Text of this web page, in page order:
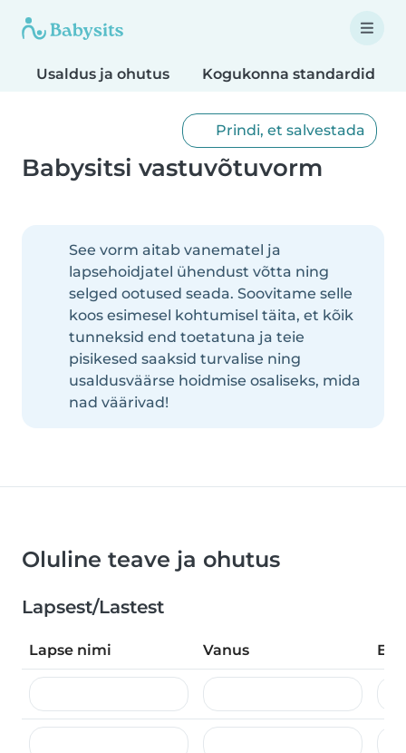
Usaldus ja ohutus Kogukonna standardid
Prindi, et salvestada
Babysitsi vastuvõtuvorm
See vorm aitab vanematel ja
lapsehoidjatel ühendust võtta ning
selged ootused seada. Soovitame selle
koos esimesel kohtumisel täita, et kõik
tunneksid end toetatuna ja teie
pisikesed saaksid turvalise ning
usaldusväärse hoidmise osaliseks, mida
nad väärivad!
Oluline teave ja ohutus
Lapsest/Lastest
Lapse nimi Vanus